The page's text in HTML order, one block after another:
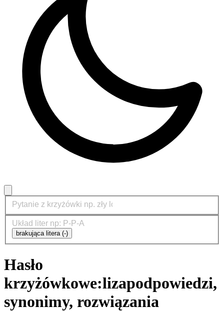
brakująca litera (-)
Hasło
krzyżówkowe:lizapodpowiedzi,
synonimy, rozwiązania